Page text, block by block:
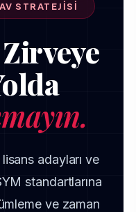
STRATEJISI
adayları ve
standartlarına
ve zaman